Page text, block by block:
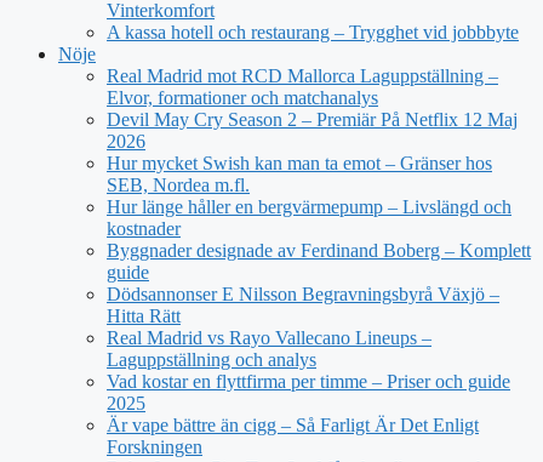
Vinterkomfort
A kassa hotell och restaurang – Trygghet vid jobbbyte
Nöje
Real Madrid mot RCD Mallorca Laguppställning –
Elvor, formationer och matchanalys
Devil May Cry Season 2 – Premiär På Netflix 12 Maj
2026
Hur mycket Swish kan man ta emot – Gränser hos
SEB, Nordea m.fl.
Hur länge håller en bergvärmepump – Livslängd och
kostnader
Byggnader designade av Ferdinand Boberg – Komplett
guide
Dödsannonser E Nilsson Begravningsbyrå Växjö –
Hitta Rätt
Real Madrid vs Rayo Vallecano Lineups –
Laguppställning och analys
Vad kostar en flyttfirma per timme – Priser och guide
2025
Är vape bättre än cigg – Så Farligt Är Det Enligt
Forskningen